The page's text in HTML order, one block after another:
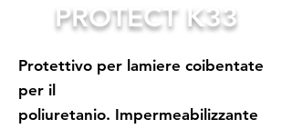
PROTECT K33
Protettivo per lamiere coibentate
per il
poliuretanio. Impermeabilizzante